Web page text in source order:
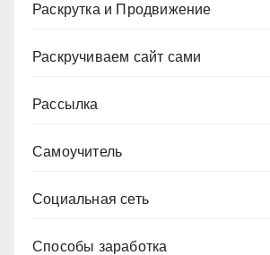
Раскрутка и Продвижение
Раскручиваем сайт сами
Рассылка
Самоучитель
Социальная сеть
Способы заработка